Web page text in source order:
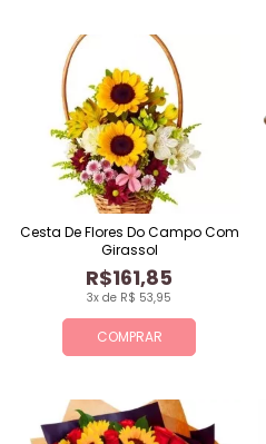
COMPRAR
3x de R$ 53,95
R$161,85
Cesta De Flores Do Campo Com
Girassol